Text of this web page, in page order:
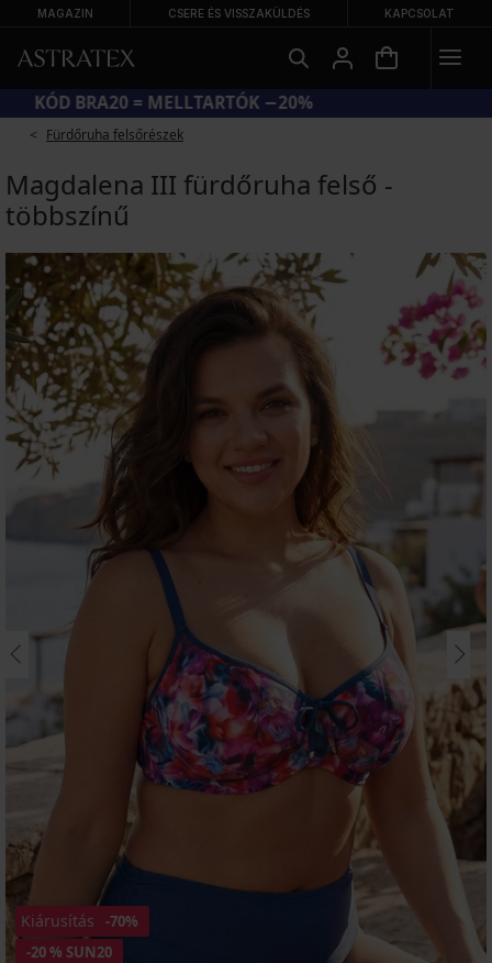
MAGAZIN CSERE ÉS VISSZAKÜLDÉS KAPCSOLAT
KÓD BRA20 = MELLTARTÓK −20%
Fürdőruha felsőrészek
Magdalena III fürdőruha felső -
többszínű
-20 % SUN20
Kiárusítás -70%